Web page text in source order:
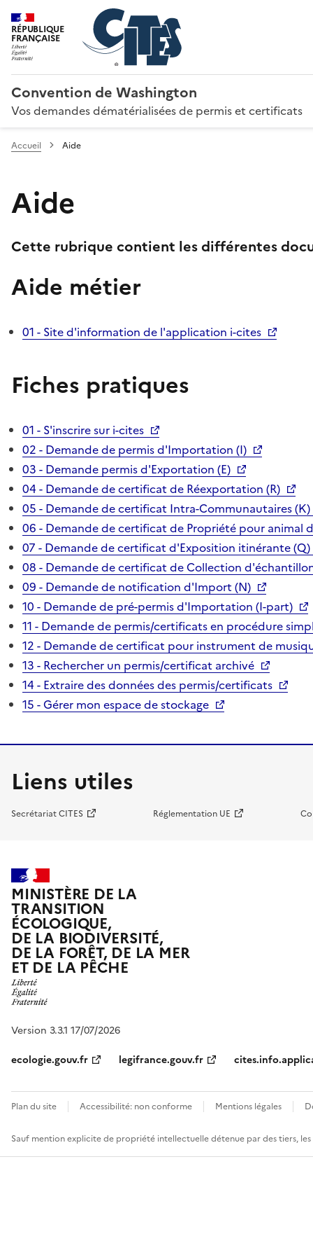
RÉPUBLIQUE
FRANÇAISE
Convention de Washington
Vos demandes dématérialisées de permis et certificats
Accueil Aide
Aide
Cette rubrique contient les différentes
Aide métier
01 - Site d'information de l'application i-cites
Fiches pratiques
01 - S'inscrire sur i-cites
02 - Demande de permis d'Importation (I)
03 - Demande permis d'Exportation (E)
04 - Demande de certificat de Réexportation (R)
05 - Demande de certificat Intra-Communautaires (K)
06 - Demande de certificat de Propriété pour animal
07 - Demande de certificat d'Exposition itinérante (Q)
08 - Demande de certificat de Collection
09 - Demande de notification d'Import (N)
10 - Demande de pré-permis d'Importation (I-part)
11 - Demande de permis/certificats en procédure
12 - Demande de certificat pour instrument de
13 - Rechercher un permis/certificat archivé
14 - Extraire des données des permis/certificats
15 - Gérer mon espace de stockage
Liens utiles
Secrétariat CITES Réglementation UE
MINISTÈRE DE LA
TRANSITION
ÉCOLOGIQUE,
DE LA BIODIVERSITÉ,
DE LA FORÊT, DE LA MER
ET DE LA PÊCHE
Version 3.3.1 17/07/2026
ecologie.gouv.fr
legifrance.gouv.fr
Plan du site Accessibilité: non conforme Mentions légales
Sauf mention explicite de propriété intellectuelle détenue par des tiers,